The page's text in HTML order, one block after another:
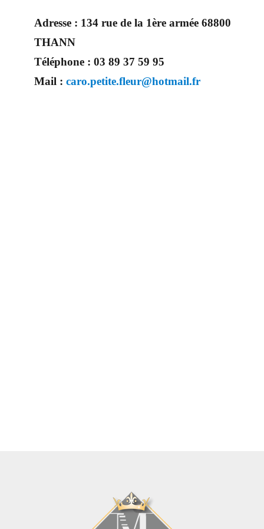
Adresse : 134 rue de la 1ère armée 68800
THANN
Téléphone : 03 89 37 59 95
Mail : caro.petite.fleur@hotmail.fr